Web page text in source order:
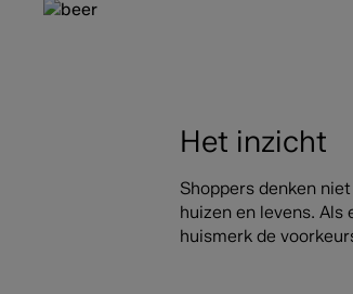
Het inzicht
Shoppers denken
huizen en levens.
huismerk de